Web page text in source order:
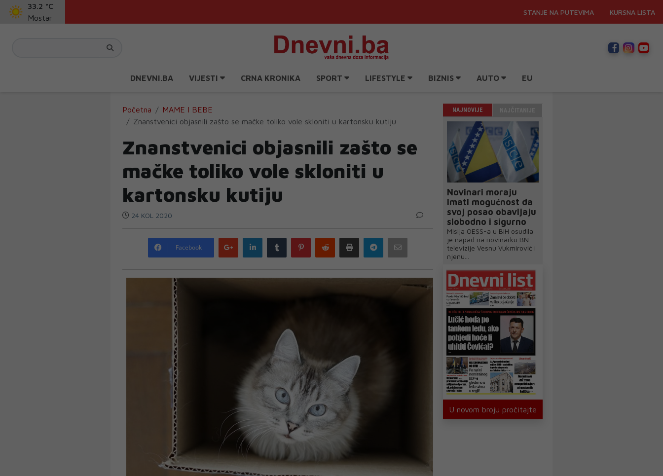
33.2 °C
Mostar
STANJE NA PUTEVIMA KURSNA LISTA
DNEVNI.BA VIJESTI CRNA KRONIKA SPORT LIFESTYLE BIZNIS AUTO EU
Početna
MAME I BEBE
Znanstvenici objasnili zašto se mačke toliko vole skloniti u kartonsku kutiju
Znanstvenici objasnili zašto se
mačke toliko vole skloniti u
kartonsku kutiju
24 KOL 2020
Facebook
Google
plus
LinkedIn Tumblr PinterestReddit Print Telegram
NAJNOVIJE
Novinari moraju
imati mogućnost da
svoj posao obavljaju
slobodno i sigurno
Misija OESS-a u BiH osudila
je napad na novinarku BN
televizije Vesnu Vukmirović i
njenu...
U novom broju pročitajte